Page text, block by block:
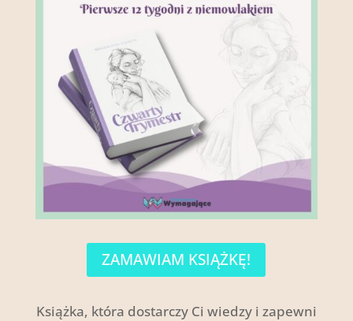
ZAMAWIAM KSIĄŻKĘ!
Książka, która dostarczy Ci wiedzy i zapewni